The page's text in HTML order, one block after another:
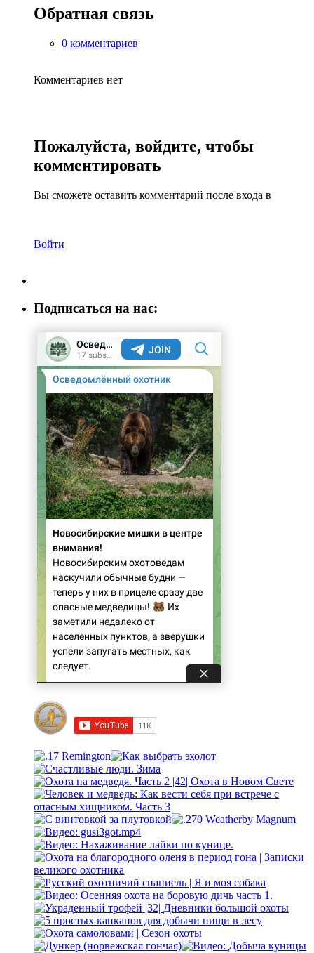
Обратная связь
0 комментариев
Комментариев нет
Пожалуйста, войдите, чтобы
комментировать
Вы сможете оставить комментарий после входа в
Войти
Подписаться на нас: